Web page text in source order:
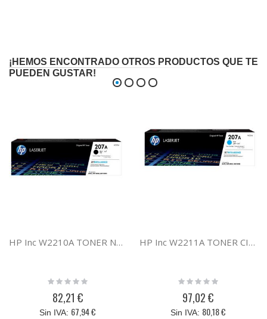
¡HEMOS ENCONTRADO OTROS PRODUCTOS QUE TE
PUEDEN GUSTAR!
HP Inc W2210A TONER NEGRO HP 207A
Rating:
82,21 €
67,94 €
HP Inc W2211A TONER CIAN HP 207A
Rating:
97,02 €
80,18 €